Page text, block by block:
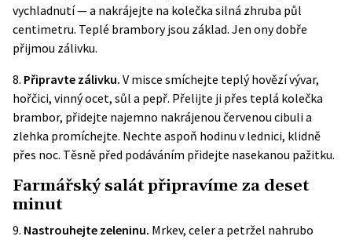
vychladnutí — a nakrájejte na kolečka silná zhruba půl
centimetru. Teplé brambory jsou základ. Jen ony dobře
přijmou zálivku.
8. Připravte zálivku. V misce smíchejte teplý hovězí vývar,
hořčici, vinný ocet, sůl a pepř. Přelijte ji přes teplá kolečka
brambor, přidejte najemno nakrájenou červenou cibuli a
zlehka promíchejte. Nechte aspoň hodinu v lednici, klidně
přes noc. Těsně před podáváním přidejte nasekanou pažitku.
Farmářský salát připravíme za deset
minut
9. Nastrouhejte zeleninu. Mrkev, celer a petržel nahrubo